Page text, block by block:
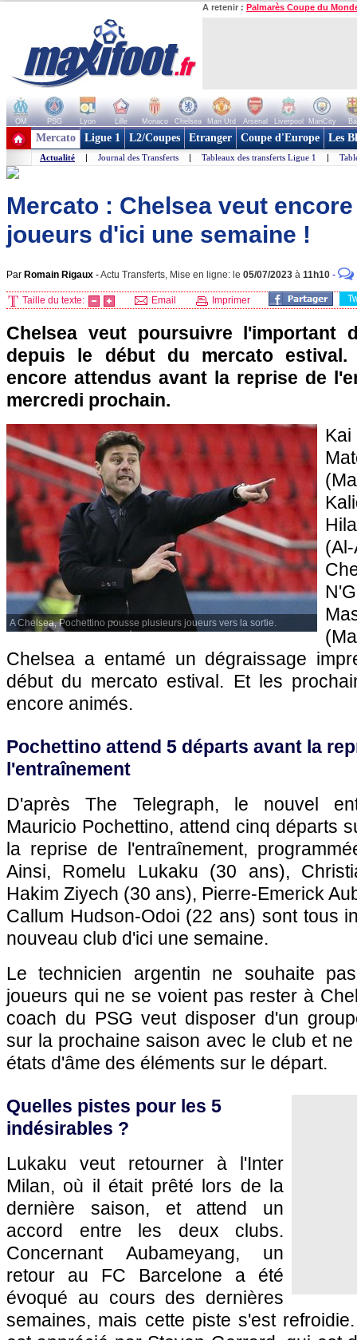
A retenir : Palmarès Coupe du
OM PSG Lyon Lille Monaco Chelsea Man Utd Arsenal Liverpool ManCity
+ de clubs
Mercato Ligue 1 L2/Coupes Etranger Coupe d'Europe Les
Actualité | Journal des Transferts | Tableaux des transferts Ligue 1 |
Mercato : Chelsea veut
joueurs d'ici une semaine !
Par Romain Rigaux -Actu Transferts, Mise en ligne: le 05/07/2023 à 11h10 -
Taille du texte: Email Imprimer
Chelsea veut poursuivre l'important
depuis le début du mercato
encore attendus avant la reprise de
mercredi prochain.
A Chelsea, Pochettino pousse plusieurs joueurs vers la sortie.
Chelsea a entamé un dégraissage
début du mercato estival. Et les
encore animés.
Pochettino attend 5 départs avant la
l'entraînement
D'après The Telegraph, le nouvel
Mauricio Pochettino, attend cinq départs
la reprise de l'entraînement,
Ainsi, Romelu Lukaku (30 ans),
Hakim Ziyech (30 ans), Pierre-Emerick
Callum Hudson-Odoi (22 ans) sont tous
nouveau club d'ici une semaine.
Le technicien argentin ne souhaite
joueurs qui ne se voient pas rester à
coach du PSG veut disposer d'un
sur la prochaine saison avec le club et
états d'âme des éléments sur le départ.
Quelles pistes pour les 5
indésirables ?
Lukaku veut retourner à l'Inter
Milan, où il était prêté lors de la
dernière saison, et attend un
accord entre les deux clubs.
Concernant Aubameyang, un
retour au FC Barcelone a été
évoqué au cours des dernières
semaines, mais cette piste s'est